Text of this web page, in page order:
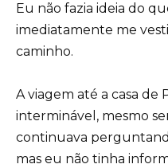
Eu não fazia ideia do
imediatamente me
caminho.
A viagem até a casa de
interminável, mesmo
continuava
mas eu não tinha